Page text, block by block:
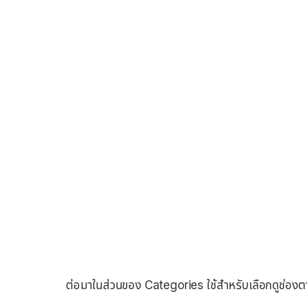
ต่อมาในส่วนของ Categories ใช้สำหรับเลือกดูช่อง